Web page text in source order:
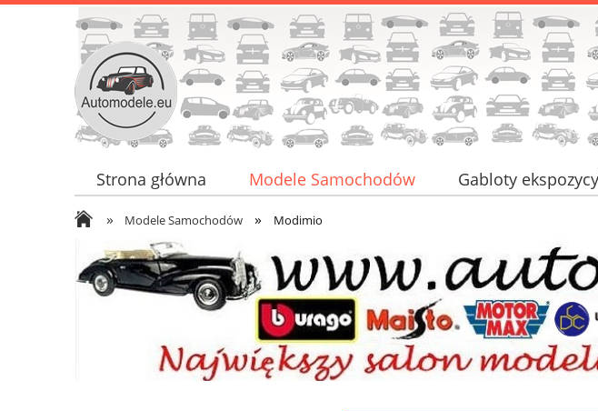
Strona główna Modele Samochodów Gabloty
Promocje
Nowości
» Modele Samochodów » Modimio